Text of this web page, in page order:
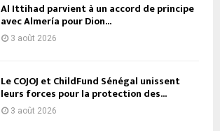
Al Ittihad parvient à un accord de principe
avec Almería pour Dion...
3 août 2026
Le COJOJ et ChildFund Sénégal unissent
leurs forces pour la protection des...
3 août 2026